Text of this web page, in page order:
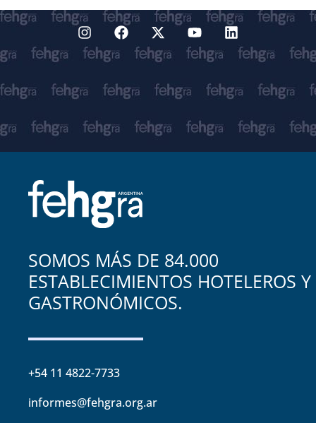
SOMOS MÁS DE 84.000
ESTABLECIMIENTOS HOTELEROS Y
GASTRONÓMICOS.
+54 11 4822-7733
informes@fehgra.org.ar